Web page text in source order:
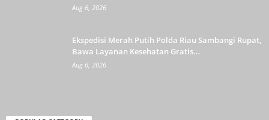
Aug 6, 2026
Ekspedisi Merah Putih Polda Riau Sambangi Rupat,
Bawa Layanan Kesehatan Gratis...
Aug 6, 2026